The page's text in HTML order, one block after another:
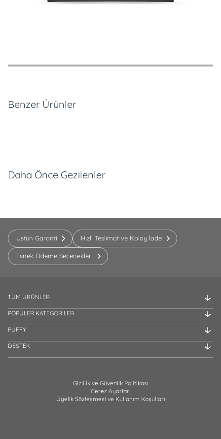
Özellikler
Ödeme Seçenekleri
Teslimat ve İade Koşulları
Benzer Ürünler
Daha Önce Gezilenler
Üstün Garanti Hızlı Teslimat ve Kolay İade
Esnek Ödeme Seçenekleri
TÜM ÜRÜNLER
POPÜLER KATEGORİLER
PUFFY
DESTEK
Gizlilik ve Güvenlik Politikası
Çerez Ayarları
Üyelik Sözleşmesi ve Kullanım Koşulları